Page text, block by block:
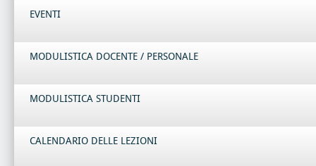
EVENTI
MODULISTICA DOCENTE / PERSONALE
MODULISTICA STUDENTI
CALENDARIO DELLE LEZIONI